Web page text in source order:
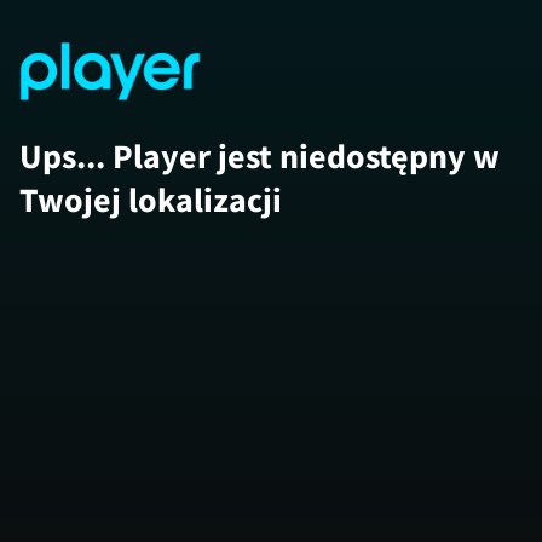
Ups... Player jest niedostępny w
Twojej lokalizacji